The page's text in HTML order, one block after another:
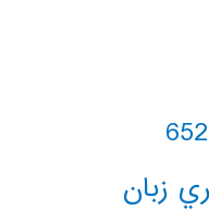
زبان